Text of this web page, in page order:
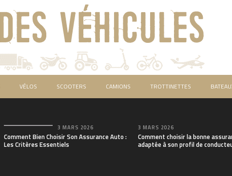
VÉLOS SCOOTERS CAMIONS TROTTINETTES
3 MARS 2026
Comment Bien Choisir Son Assurance Auto :
Les Critères Essentiels
3 MARS 2026
Comment choisir la bonne
adaptée à son profil de